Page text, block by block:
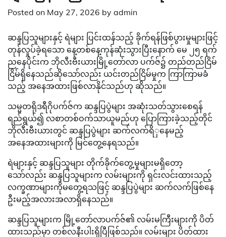
Posted on May 27, 2026 by admin
ဆန္ဒပြသူများနှင့် ရဲများ ပြင်းထန်သည့် ခိုက်ရန်ဖြစ်ပွားမှုများဖြင့်
တုန်လှုပ်ခဲ့ရသော နေ့တစ်နေ့ကုန်ဆုံးသွားပြီးနောက် မေ ၂၅ ရက်
ညနေပိုင်းက ဘိုလီးဗီးယားမြို့တော်လာ ပက်ဇ်၌ တည်တည်ငြိမ်
ငြိမ်ရှိနေသည်ဆိုသော်လည်း ယင်းတည်ငြိမ်မှုက ကြာကြာမခံ
သည့် အနေအထားဖြစ်လာနိုင်သည်ဟု ဆိုသည်။
သမ္မတရိုဒရီဂိုပက်ဇ်က ဆန္ဒပြပွဲများ အဆုံးသတ်သွားစေရန်
ရည်ရွယ်၍ လစာတစ်ဝက်သာယူမည်ဟု ပြောကြားခဲ့သည့်တိုင်
ဘိုလီးဗီးယားတွင် ဆန္ဒပြပွဲများ ဆက်လက်ရိှနေမည့်
အနေအထားများကို မြင်တွေ့နေရသည်။
ရဲများနှင့် ဆန္ဒပြသူများ တိုက်ခိုက်တွေ့မှုများမရှိတော့
သော်လည်း ဆန္ဒပြသူများက လမ်းများကို ရှင်းလင်းထားသည့်
လက္ခဏာများကိုမတွေ့ရသဖြင့် ဆန္ဒပြပွဲများ ဆက်လက်ဖြစ်နေ
ဦးမည့်အလားအလာရှိနေသည်။
ဆန္ဒပြသူများက မြို့တော်လာပက်ဇ်၏ လမ်းမကြီးများကို ပိတ်
ထားသည်မှာ တစ်လနီးပါးရှိပြီဖြစ်သည်။ လမ်းများ ပိတ်ထား